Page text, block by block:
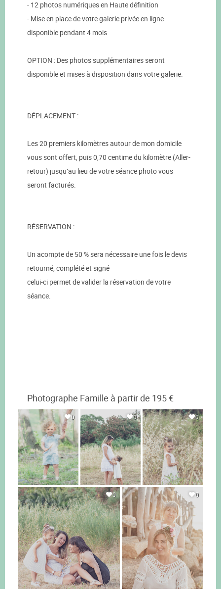
- 12 photos numériques en Haute définition
- Mise en place de votre galerie privée en ligne
disponible pendant 4 mois
OPTION : Des photos supplémentaires seront
disponible et mises à disposition dans votre galerie.
DÉPLACEMENT :
Les 20 premiers kilomètres autour de mon domicile
vous sont offert, puis 0,70 centime du kilomètre (Aller-
retour) jusqu’au lieu de votre séance photo vous
seront facturés.
RÉSERVATION :
Un acompte de 50 % sera nécessaire une fois le devis
retourné, complété et signé
celui-ci permet de valider la réservation de votre
séance.
Photographe Famille à partir de 195 €
0 0 0
0 0